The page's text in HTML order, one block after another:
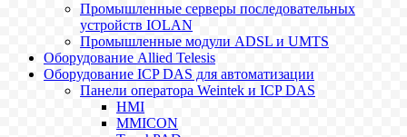
Промышленные серверы последовательных
устройств IOLAN
Промышленные модули ADSL и UMTS
Оборудование Allied Telesis
Оборудование ICP DAS для автоматизации
Панели оператора Weintek и ICP DAS
HMI
MMICON